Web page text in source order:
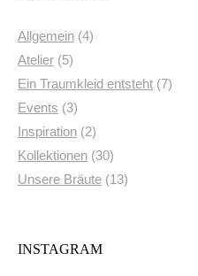
Allgemein (4)
Atelier (5)
Ein Traumkleid entsteht (7)
Events (3)
Inspiration (2)
Kollektionen (30)
Unsere Bräute (13)
INSTAGRAM